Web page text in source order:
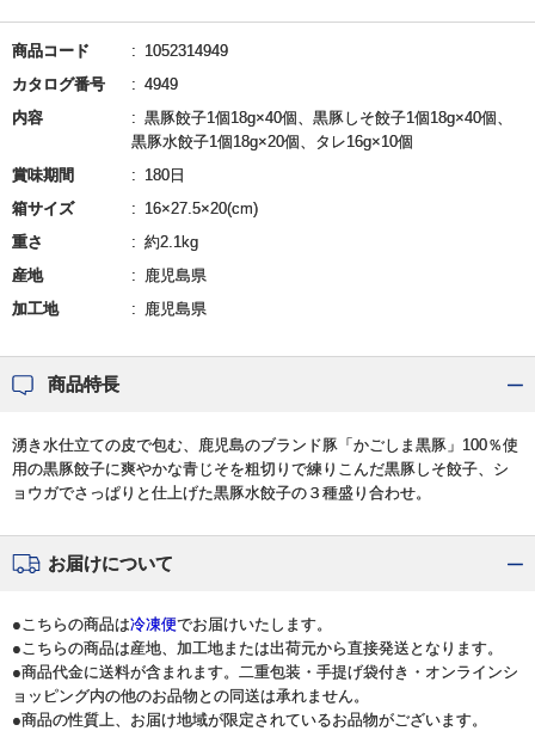
商品コード
1052314949
カタログ番号
4949
内容
黒豚餃子1個18g×40個、黒豚しそ餃子1個18g×40個、
黒豚水餃子1個18g×20個、タレ16g×10個
賞味期間
180日
箱サイズ
16×27.5×20(cm)
重さ
約2.1kg
産地
鹿児島県
加工地
鹿児島県
商品特長
湧き水仕立ての皮で包む、鹿児島のブランド豚「かごしま黒豚」100％使
用の黒豚餃子に爽やかな青じそを粗切りで練りこんだ黒豚しそ餃子、シ
ョウガでさっぱりと仕上げた黒豚水餃子の３種盛り合わせ。
お届けについて
●こちらの商品は冷凍便でお届けいたします。
●こちらの商品は産地、加工地または出荷元から直接発送となります。
●商品代金に送料が含まれます。二重包装・手提げ袋付き・オンラインシ
ョッピング内の他のお品物との同送は承れません。
●商品の性質上、お届け地域が限定されているお品物がございます。